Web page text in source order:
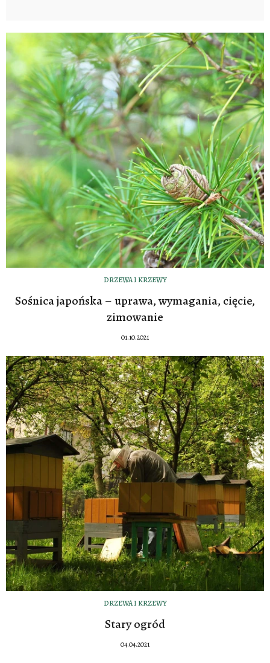
DRZEWA I KRZEWY
Sośnica japońska – uprawa, wymagania, cięcie,
zimowanie
01.10.2021
DRZEWA I KRZEWY
Stary ogród
04.04.2021